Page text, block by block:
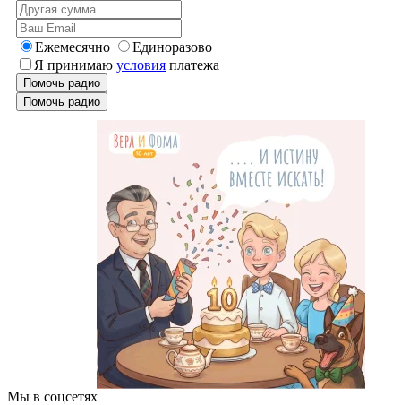
Ежемесячно
Единоразово
Я принимаю условия платежа
Помочь радио
Помочь радио
Мы в соцсетях